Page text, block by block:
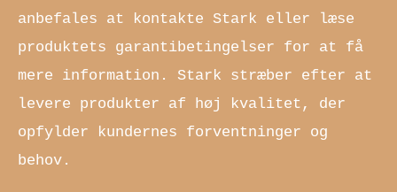
anbefales at kontakte Stark eller læse
produktets garantibetingelser for at få
mere information. Stark stræber efter at
levere produkter af høj kvalitet, der
opfylder kundernes forventninger og
behov.